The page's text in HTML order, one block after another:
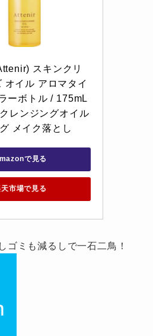
スキンクリ
オイル アロマタイ
ーボトル / 175mL
レンジングオイル
メイク落とし
で見る
市場で見る
ゴミも減るしで一石二鳥！